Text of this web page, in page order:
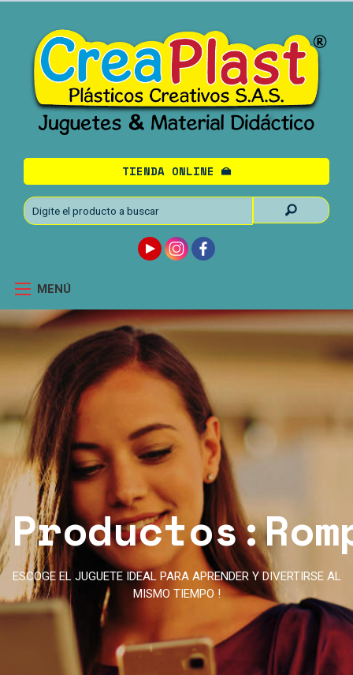
TIENDA ONLINE
MENÚ
ESCOGE EL JUGUETE IDEAL PARA APRENDER Y DIVERTIRSE AL
MISMO TIEMPO !